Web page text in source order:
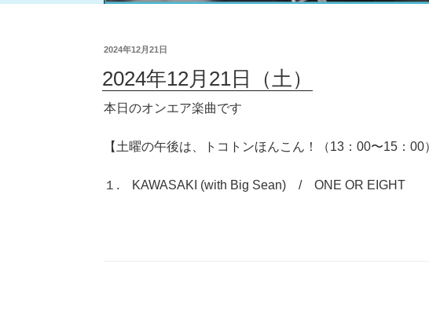
2024年12月21日
2024年12月21日（土）
本日のオンエア楽曲です
【土曜の午後は、トコトンほんこん！（13：00〜15：00
１. KAWASAKI (with Big Sean) / ONE OR EIGHT